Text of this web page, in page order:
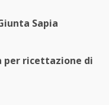
Sapia
per ricettazione di